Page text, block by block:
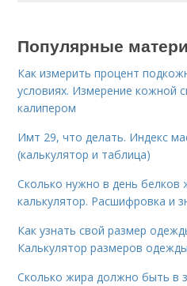
Популярные
Как измерить процент
условиях. Измерение кожной
калипером
Имт 29, что делать. Индекс
(калькулятор и таблица)
Сколько нужно в день белков
калькулятор. Расшифровка и
Как узнать свой размер
Калькулятор размеров
Сколько жира должно быть в